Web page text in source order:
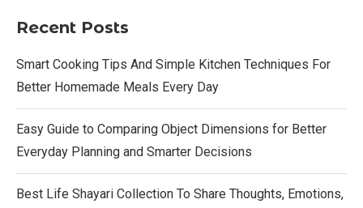
Recent Posts
Smart Cooking Tips And Simple Kitchen Techniques For
Better Homemade Meals Every Day
Easy Guide to Comparing Object Dimensions for Better
Everyday Planning and Smarter Decisions
Best Life Shayari Collection To Share Thoughts, Emotions,